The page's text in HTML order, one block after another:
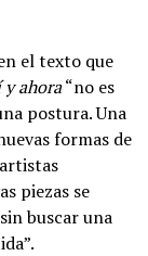
el texto que
y ahora“no es
postura. Una
formas de
piezas se
buscar una